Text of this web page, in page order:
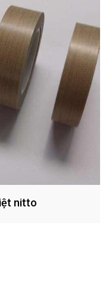
nitto